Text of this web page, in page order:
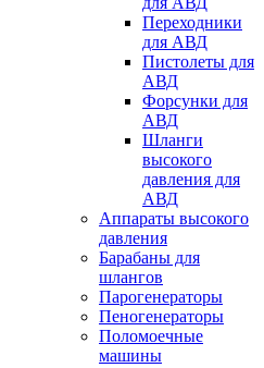
Переходники
для АВД
Пистолеты для
АВД
Форсунки для
АВД
Шланги
высокого
давления для
АВД
Аппараты высокого
давления
Барабаны для
шлангов
Парогенераторы
Пеногенераторы
Поломоечные
машины